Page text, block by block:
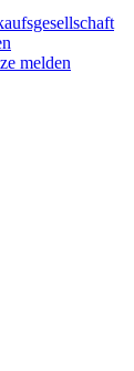
melden